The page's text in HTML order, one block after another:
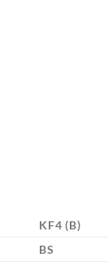
KF4 (B)
BS